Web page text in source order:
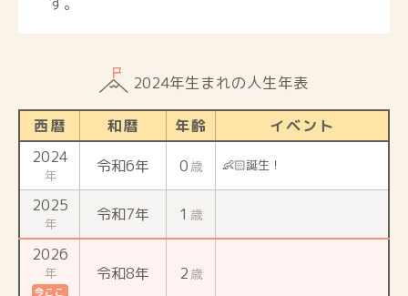
2024年生まれの人生年表
西暦 和暦 年齢
イベント
2024
年 令和6年 0 歳 👶🏻誕生！
2025
年 令和7年 1 歳
2026
年
今ここ
令和8年 2 歳